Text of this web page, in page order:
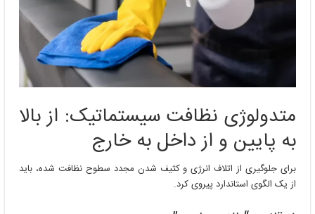
متدولوژی نظافت سیستماتیک: از بالا
به پایین و از داخل به خارج
برای جلوگیری از اتلاف انرژی و کثیف شدن مجدد سطوح نظافت شده، باید
از یک الگوی استاندارد پیروی کرد.